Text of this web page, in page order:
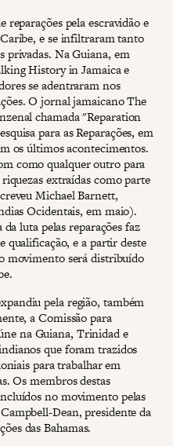
reparações pela escravidão e
e se infiltraram tanto
privadas. Na Guiana, em
History in Jamaica e
se adentraram nos
O jornal jamaicano The
chamada "Reparation
para as Reparações, em
os últimos acontecimentos.
como qualquer outro para
extraídas como parte
Michael Barnett,
Ocidentais, em maio).
luta pelas reparações faz
qualificação, e a partir deste
movimento será distribuído
pela região, também
a Comissão para
na Guiana, Trinidad e
que foram trazidos
para trabalhar em
Os membros destas
no movimento pelas
Dean, presidente da
das Bahamas.